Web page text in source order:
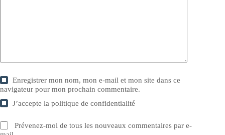
Enregistrer mon nom, mon e-mail et mon site dans ce
navigateur pour mon prochain commentaire.
J’accepte lapolitique de confidentialité
Prévenez-moi de tous les nouveaux commentaires par e-